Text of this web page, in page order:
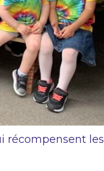
récompensent les